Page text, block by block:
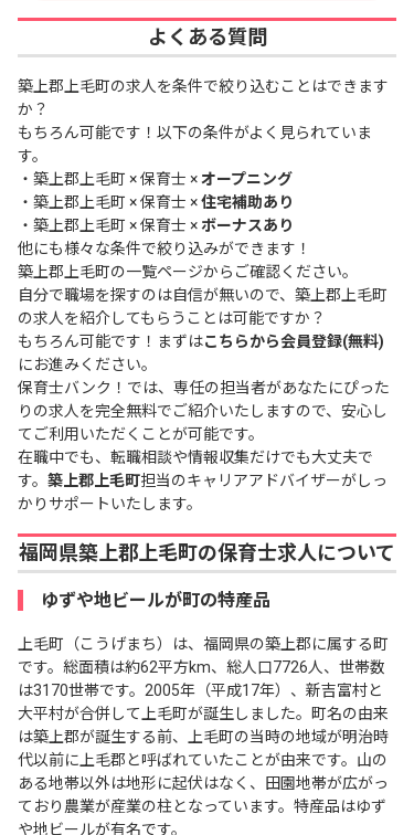
よくある質問
築上郡上毛町の求人を条件で絞り込むことはできます
か？
もちろん可能です！以下の条件がよく見られていま
す。
・ 築上郡上毛町 × 保育士 ×オープニング
・ 築上郡上毛町 × 保育士 ×住宅補助あり
・ 築上郡上毛町 × 保育士 ×ボーナスあり
他にも様々な条件で絞り込みができます！
築上郡上毛町の一覧ページからご確認ください。
自分で職場を探すのは自信が無いので、築上郡上毛町
の求人を紹介してもらうことは可能ですか？
もちろん可能です！まずはこちらから会員登録(無料)
にお進みください。
保育士バンク！では、専任の担当者があなたにぴった
りの求人を完全無料でご紹介いたしますので、安心し
てご利用いただくことが可能です。
在職中でも、転職相談や情報収集だけでも大丈夫で
す。 築上郡上毛町担当のキャリアアドバイザーがしっ
かりサポートいたします。
福岡県築上郡上毛町の保育士求人について
ゆずや地ビールが町の特産品
上毛町（こうげまち）は、福岡県の築上郡に属する町
です。総面積は約62平方km、総人口7726人、世帯数
は3170世帯です。2005年（平成17年）、新吉富村と
大平村が合併して上毛町が誕生しました。町名の由来
は築上郡が誕生する前、上毛町の当時の地域が明治時
代以前に上毛郡と呼ばれていたことが由来です。山の
ある地帯以外は地形に起伏はなく、田園地帯が広がっ
ており農業が産業の柱となっています。特産品はゆず
や地ビールが有名です。